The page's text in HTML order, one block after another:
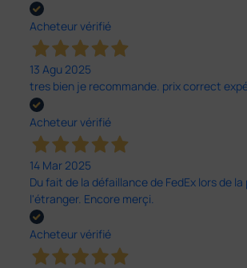
Acheteur vérifié
13 Agu 2025
tres bien je recommande. prix correct
Acheteur vérifié
14 Mar 2025
Du fait de la défaillance de FedEx lors de
l'étranger. Encore merçi.
Acheteur vérifié